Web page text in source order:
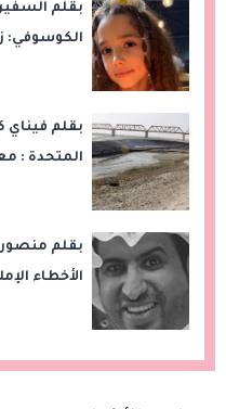
بقلم
الكوسوفي:
بقلم فيناي
المتحدة :
بقلم
الأخطاء